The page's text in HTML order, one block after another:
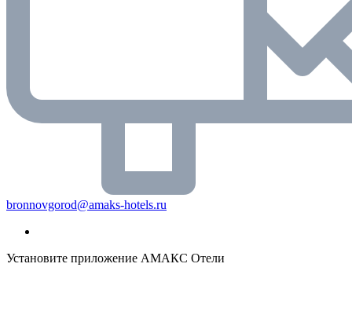
bronnovgorod@amaks-hotels.ru
Установите приложение АМАКС Отели